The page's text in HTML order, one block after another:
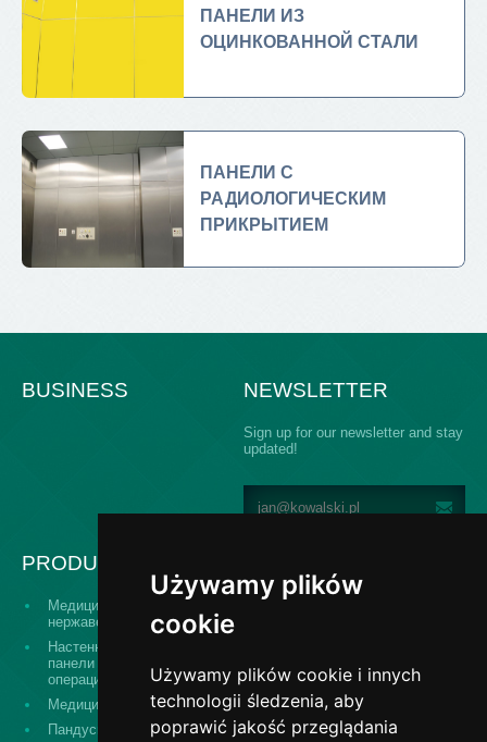
Używamy plików
cookie
Używamy plików cookie i innych
technologii śledzenia, aby
poprawić jakość przeglądania
ПАНЕЛИ ИЗ
ОЦИНКОВАННОЙ СТАЛИ
ПАНЕЛИ С
РАДИОЛОГИЧЕСКИМ
ПРИКРЫТИЕМ
BUSINESS NEWSLETTER
Sign up for our newsletter and stay
updated!
PRODUCTS
Медицинские двери из
нержавеющей стали
Настенные и потолочные
панели для
операционных
системы шлюзов
Медицинские с мойки
Медицинская мебель
Пандусы для инвалидов
Балюстрады